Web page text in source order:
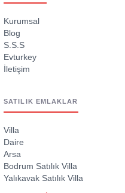
Kurumsal
Blog
S.S.S
Evturkey
İletişim
SATILIK EMLAKLAR
Villa
Daire
Arsa
Bodrum Satılık Villa
Yalıkavak Satılık Villa